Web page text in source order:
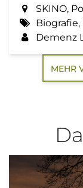
SKINO,
Biografie, Demenz,
Demenz
MEHR